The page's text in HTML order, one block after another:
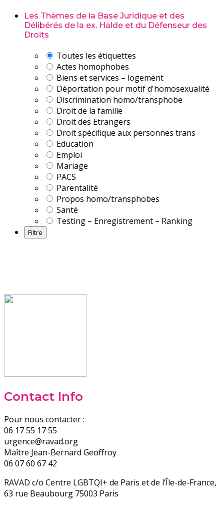
Les Thèmes de la Base Juridique et des
Délibérés de la ex. Halde et du Défenseur des
Droits
Toutes les étiquettes
Actes homophobes
Biens et services – logement
Déportation pour motif d'homosexualité
Discrimination homo/transphobe
Droit de la famille
Droit des Etrangers
Droit spécifique aux personnes trans
Education
Emploi
Mariage
PACS
Parentalité
Propos homo/transphobes
Santé
Testing – Enregistrement – Ranking
Contact Info
Pour nous contacter :
06 17 55 17 55
urgence@ravad.org
Maître Jean-Bernard Geoffroy
06 07 60 67 42
RAVAD c/o Centre LGBTQI+ de Paris et de l’Île-de-France,
63 rue Beaubourg 75003 Paris